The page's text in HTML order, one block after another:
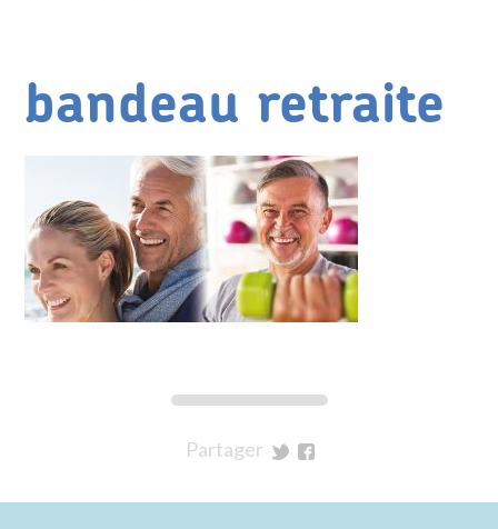
bandeau retraite
Partager
Twitter
Facebook